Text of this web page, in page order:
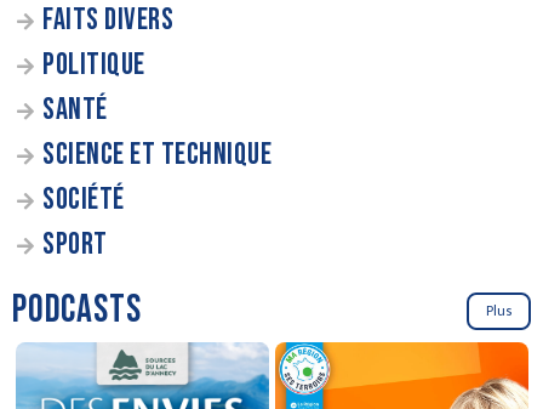
FAITS DIVERS
POLITIQUE
SANTÉ
SCIENCE ET TECHNIQUE
SOCIÉTÉ
SPORT
PODCASTS Plus